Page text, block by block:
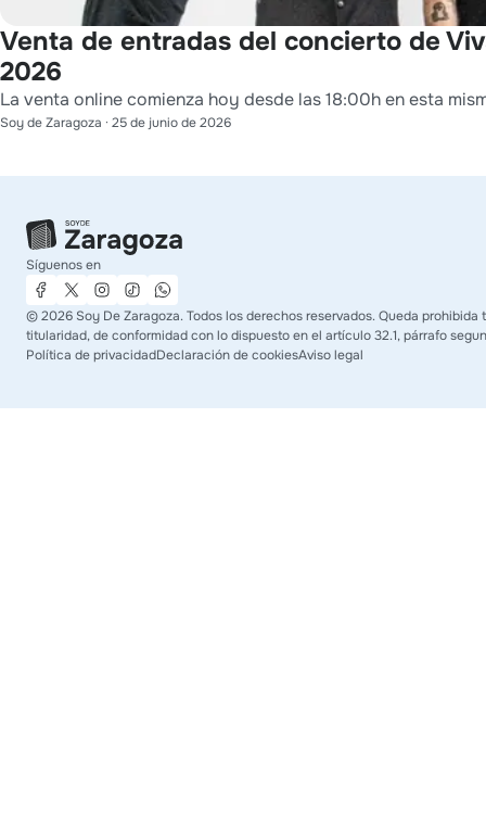
Venta de entradas del concierto de
2026
La venta online comienza hoy desde las 18:00h en esta
Soy de Zaragoza · 25 de junio de 2026
Síguenos en
©2026 Soy De Zaragoza. Todos los derechos reservados. Queda
titularidad, de conformidad con lo dispuesto en el artículo 32.1, párrafo
Política de privacidadDeclaración de cookiesAviso legal